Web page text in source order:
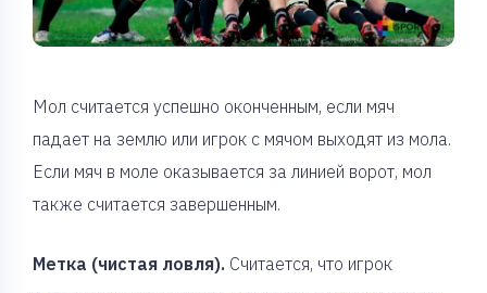
Мол считается успешно оконченным, если мяч
падает на землю или игрок с мячом выходят из мола.
Если мяч в моле оказывается за линией ворот, мол
также считается завершенным.
Метка (чистая ловля). Считается, что игрок